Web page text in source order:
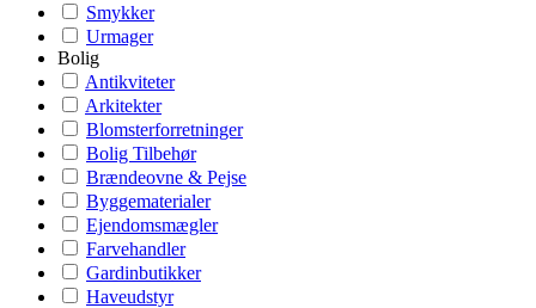
Smykker
Urmager
Bolig
Antikviteter
Arkitekter
Blomsterforretninger
Bolig Tilbehør
Brændeovne & Pejse
Byggematerialer
Ejendomsmægler
Farvehandler
Gardinbutikker
Haveudstyr